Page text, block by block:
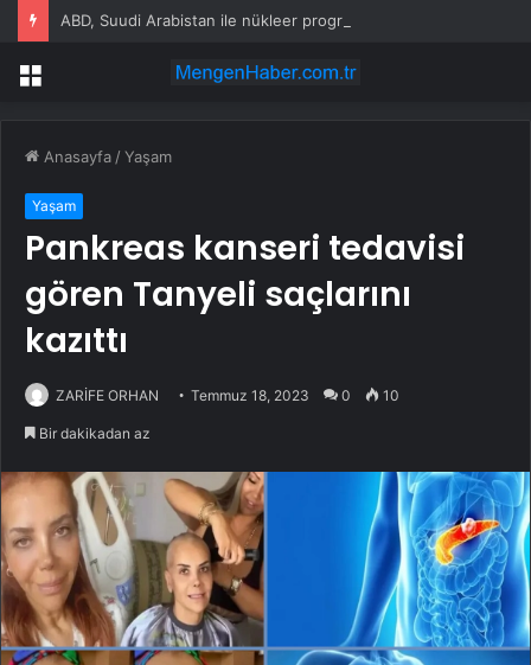
Menü
Anasayfa /Yaşam
Yaşam
Pankreas kanseri tedavisi
gören Tanyeli saçlarını
kazıttı
ZARİFE ORHAN Temmuz 18, 2023 0 10
Bir dakikadan az